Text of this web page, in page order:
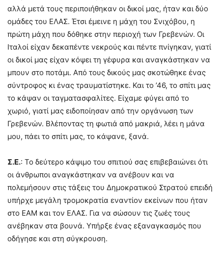
αλλά μετά τους περιποιήθηκαν οι δικοί μας, ήταν και δύο
ομάδες του ΕΛΑΣ. Έτσι έμεινε η μάχη του Σνιχόβου, η
πρώτη μάχη που δόθηκε στην περιοχή των Γρεβενών. Οι
Ιταλοί είχαν δεκαπέντε νεκρούς και πέντε πνίγηκαν, γιατί
οι δικοί μας είχαν κόψει τη γέφυρα και αναγκάστηκαν να
μπουν στο ποτάμι. Από τους δικούς μας σκοτώθηκε ένας
σύντροφος κι ένας τραυματίστηκε. Και το ’46, το σπίτι μας
το κάψαν οι ταγματασφαλίτες. Είχαμε φύγει από το
χωριό, γιατί μας ειδοποίησαν από την οργάνωση των
Γρεβενών. Βλέποντας τη φωτιά από μακριά, λέει η μάνα
μου, πάει το σπίτι μας, το κάψανε, ξανά.
Σ.Ε.: Το δεύτερο κάψιμο του σπιτιού σας επιβεβαιώνει ότι
οι άνθρωποι αναγκάστηκαν να ανέβουν και να
πολεμήσουν στις τάξεις του Δημοκρατικού Στρατού επειδή
υπήρχε μεγάλη τρομοκρατία εναντίον εκείνων που ήταν
στο ΕΑΜ και τον ΕΛΑΣ. Για να σώσουν τις ζωές τους
ανέβηκαν στα βουνά. Υπήρξε ένας εξαναγκασμός που
οδήγησε και στη σύγκρουση.